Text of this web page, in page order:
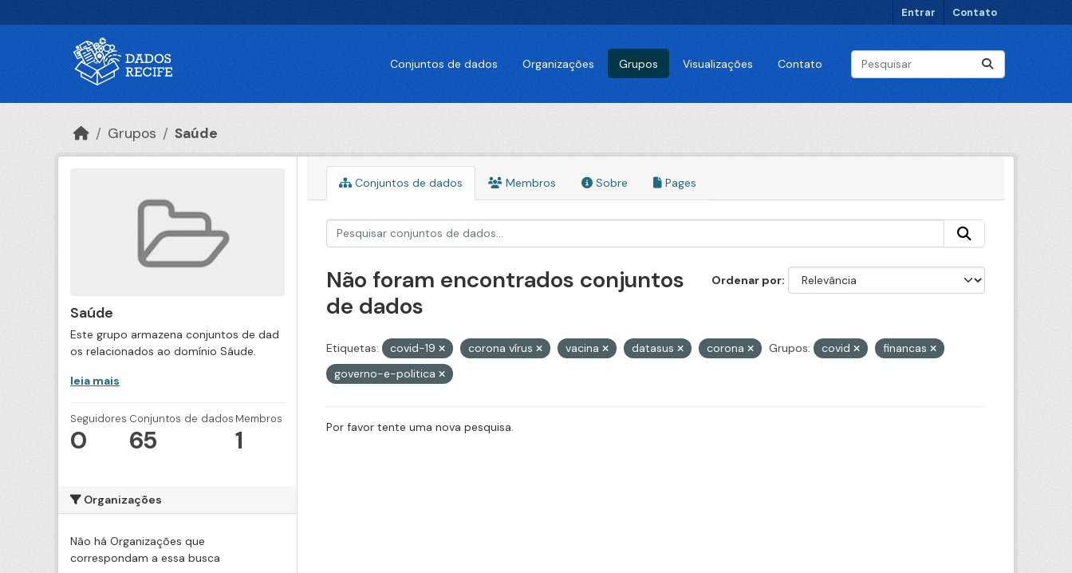
Entrar Contato
Conjuntos de dados Organizações Grupos Visualizações Contato
Grupos Saúde
Saúde
Este grupo armazena conjuntos de dad
os relacionados ao domínio Sáude.
leia mais
Seguidores
0
Conjuntos de dados
65
Membros
1
Organizações
Não há Organizações que
correspondam a essa busca
Conjuntos de dados Membros Sobre Pages
Ordenar por
Não foram encontrados conjuntos
de dados
Etiquetas: covid-19 corona vírus vacina datasus corona Grupos: covid
financas
governo-e-politica
Por favor tente uma nova pesquisa.